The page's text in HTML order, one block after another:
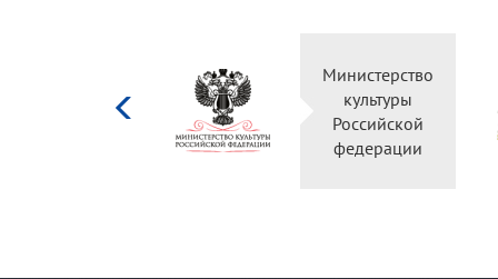
Министерство
культуры
Российской
федерации